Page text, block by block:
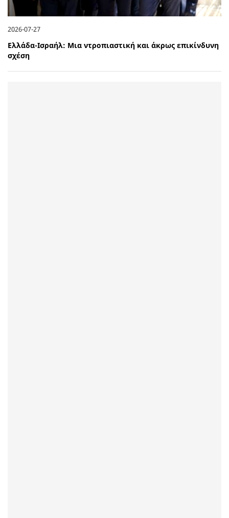
2026-07-27
Ελλάδα-Ισραήλ: Μια ντροπιαστική και άκρως επικίνδυνη
σχέση